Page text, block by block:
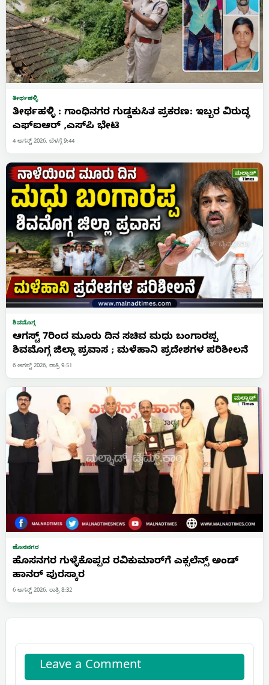
ತೀರ್ಥಹಳ್ಳಿ
ತೀರ್ಥಹಳ್ಳಿ : ಗಾಂಧಿನಗರ ಗುಡ್ಡಕುಸಿತ ಪ್ರಕರಣ: ಇಬ್ಬರ ವಿರುದ್ಧ
ಎಫ್‌ಐಆರ್ ,ಎಸ್‌ಪಿ ಭೇಟಿ
4 ಆಗಸ್ಟ್ 2026, ಬೆಳಗ್ಗೆ 9:44
ಶಿವಮೊಗ್ಗ
ಆಗಸ್ಟ್ 7ರಿಂದ ಮೂರು ದಿನ ಸಚಿವ ಮಧು ಬಂಗಾರಪ್ಪ
ಶಿವಮೊಗ್ಗ ಜಿಲ್ಲಾ ಪ್ರವಾಸ ; ಮಳೆಹಾನಿ ಪ್ರದೇಶಗಳ ಪರಿಶೀಲನೆ
6 ಆಗಸ್ಟ್ 2026, ರಾತ್ರಿ 9:51
ಹೊಸನಗರ
ಹೊಸನಗರ ಗುಳ್ಳೆಕೊಪ್ಪದ ರವಿಕುಮಾರ್‌ಗೆ ಎಕ್ಸಲೆನ್ಸ್ ಅಂಡ್
ಹಾನರ್ ಪುರಸ್ಕಾರ
6 ಆಗಸ್ಟ್ 2026, ರಾತ್ರಿ 8:32
Leave a Comment